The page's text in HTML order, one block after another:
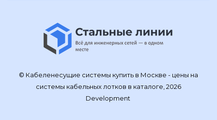
© Кабеленесущие системы купить в Москве - цены на
системы кабельных лотков в каталоге, 2026
Development